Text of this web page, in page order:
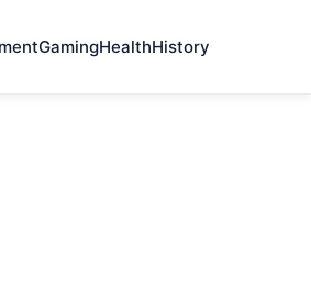
GamingHealthHistory